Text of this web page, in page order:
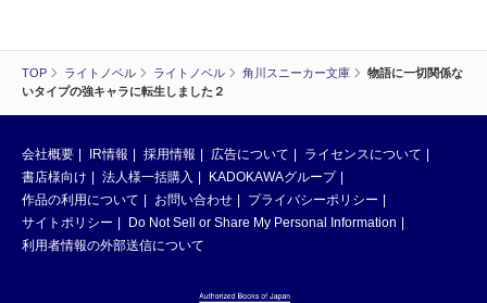
TOP ライトノベル ライトノベル 角川スニーカー文庫
物語に一切関係な
いタイプの強キャラに転生しました２
会社概要 IR情報 採用情報 広告について
ライセンスについて
書店様向け
法人様一括購入
KADOKAWAグループ
作品の利用について
お問い合わせ
プライバシーポリシー
サイトポリシー
Do Not Sell or Share My Personal Information
利用者情報の外部送信について